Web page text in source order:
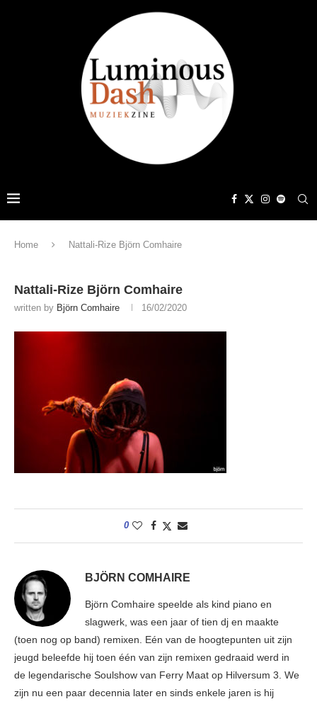
Home Nattali-Rize Björn Comhaire
Nattali-Rize Björn Comhaire
written by Björn Comhaire 16/02/2020
0
BJÖRN COMHAIRE
Björn Comhaire speelde als kind piano en
slagwerk, was een jaar of tien dj en maakte
(toen nog op band) remixen. Eén van de hoogtepunten uit zijn
jeugd beleefde hij toen één van zijn remixen gedraaid werd in
de legendarische Soulshow van Ferry Maat op Hilversum 3. We
zijn nu een paar decennia later en sinds enkele jaren is hij